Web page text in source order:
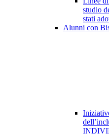
studio
stati
Alunni con